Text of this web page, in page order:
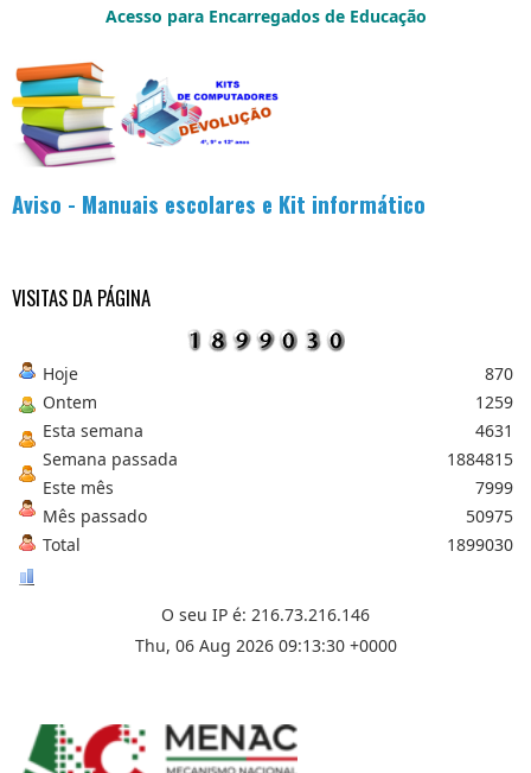
a
r
Acesso para Encarregados de Educação
Aviso - Manuais escolares e Kit informático
VISITAS DA PÁGINA
Hoje
Ontem
Esta semana
Semana passada
Este mês
Mês passado
Total
870
1259
4631
1884815
7999
50975
1899030
O seu IP é: 216.73.216.146
Thu, 06 Aug 2026 09:13:30 +0000